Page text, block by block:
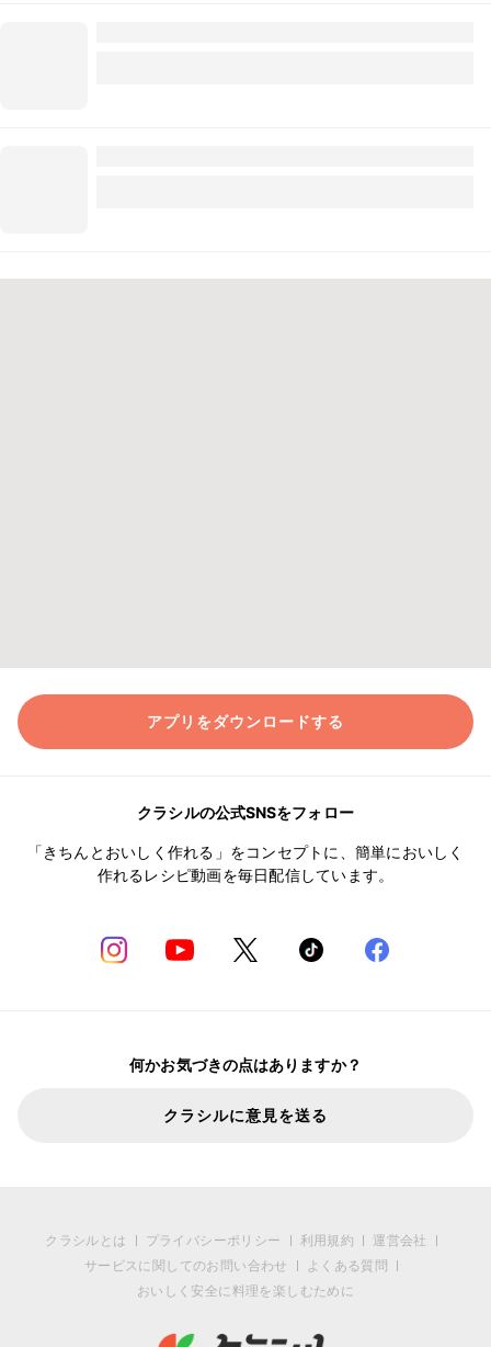
アプリをダウンロードする
クラシルの公式SNSをフォロー
「きちんとおいしく作れる」をコンセプトに、簡単においしく
作れるレシピ動画を毎日配信しています。
何かお気づきの点はありますか？
クラシルに意見を送る
クラシルとは プライバシーポリシー 利用規約
運営会社
サービスに関してのお問い合わせ
よくある質問
おいしく安全に料理を楽しむために